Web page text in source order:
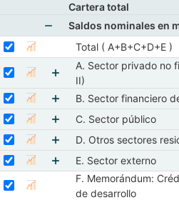
Cartera total
Mostrar elementos de
Saldos nominales en
Seleccione sus series
Seleccionar serie Total ( A+B+C+D+E )
Mostrar
Total ( A+B+C+D+E )
Seleccione sus series
Seleccionar serie A. Sector privado
Mostrar elementos de
A. Sector privado no
II)
Seleccione sus series
Seleccionar serie B. Sector financiero
Mostrar
Mostrar elementos de
B. Sector financiero
Seleccione sus series
Seleccionar serie C. Sector públicoMostrar
Mostrar elementos de
C. Sector público
Seleccione sus series
Seleccionar serie D. Otros sectoresMostrar
Mostrar elementos de
D. Otros sectores
Seleccione sus series
Seleccionar serie E. Sector externoMostrar
Mostrar elementos de
E. Sector externo
Seleccione sus series
Seleccionar serie F. Memorándum:
F. Memorándum:
de desarrollo